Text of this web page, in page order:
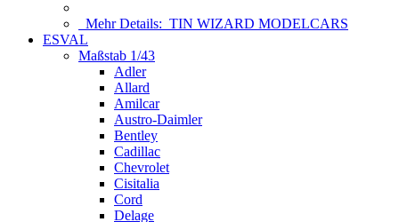
Mehr Details: TIN WIZARD MODELCARS
ESVAL
Maßstab 1/43
Adler
Allard
Amilcar
Austro-Daimler
Bentley
Cadillac
Chevrolet
Cisitalia
Cord
Delage